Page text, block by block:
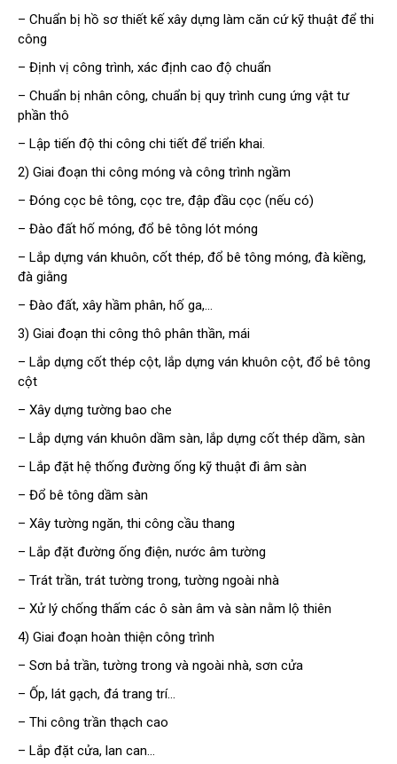
– Chuẩn bị hồ sơ thiết kế xây dựng làm căn cứ kỹ thuật để thi
công
– Định vị công trình, xác định cao độ chuẩn
– Chuẩn bị nhân công, chuẩn bị quy trình cung ứng vật tư
phần thô
– Lập tiến độ thi công chi tiết để triển khai.
2) Giai đoạn thi công móng và công trình ngầm
– Đóng cọc bê tông, cọc tre, đập đầu cọc (nếu có)
– Đào đất hố móng, đổ bê tông lót móng
– Lắp dựng ván khuôn, cốt thép, đổ bê tông móng, đà kiềng,
đà giằng
– Đào đất, xây hầm phân, hố ga,…
3) Giai đoạn thi công thô phân thần, mái
– Lắp dựng cốt thép cột, lắp dựng ván khuôn cột, đổ bê tông
cột
– Xây dựng tường bao che
– Lắp dựng ván khuôn dầm sàn, lắp dựng cốt thép dầm, sàn
– Lắp đặt hệ thống đường ống kỹ thuật đi âm sàn
– Đổ bê tông dầm sàn
– Xây tường ngăn, thi công cầu thang
– Lắp đặt đường ống điện, nước âm tường
– Trát trần, trát tường trong, tường ngoài nhà
– Xử lý chống thấm các ô sàn âm và sàn nằm lộ thiên
4) Giai đoạn hoàn thiện công trình
– Sơn bả trần, tường trong và ngoài nhà, sơn cửa
– Ốp, lát gạch, đá trang trí…
– Thi công trần thạch cao
– Lắp đặt cửa, lan can…